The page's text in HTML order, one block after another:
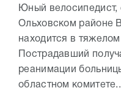
Юный велосипедист,
Ольховском районе
находится в
Пострадавший
реанимации
областном